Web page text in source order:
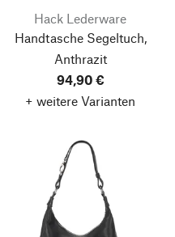
Hack Lederware
Handtasche Segeltuch,
Anthrazit
94,90 €
+ weitere Varianten